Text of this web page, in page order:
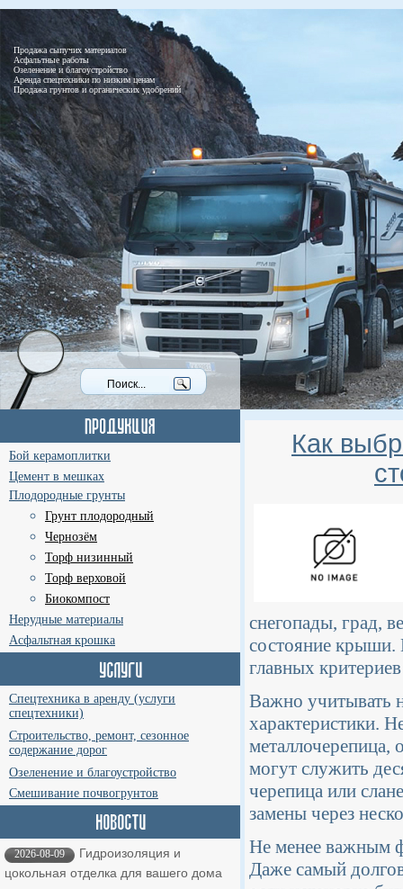
Продажа сыпучих материалов
Асфальтные работы
Озеленение и благоустройство
Аренда спецтехники по низким ценам
Продажа грунтов и органических удобрений
Бой керамоплитки
Цемент в мешках
Плодородные грунты
Грунт плодородный
Чернозём
Торф низинный
Торф верховой
Биокомпост
Нерудные материалы
Асфальтная крошка
Спецтехника в аренду (услуги
спецтехники)
Строительство, ремонт, сезонное
содержание дорог
Озеленение и благоустройство
Смешивание почвогрунтов
2026-08-09
Гидроизоляция и
цокольная отделка для вашего дома
Как
снегопады, град,
состояние крыши.
главных
Важно учитывать
характеристики.
могут служить
черепица или
замены через
Не менее важным
Даже самый